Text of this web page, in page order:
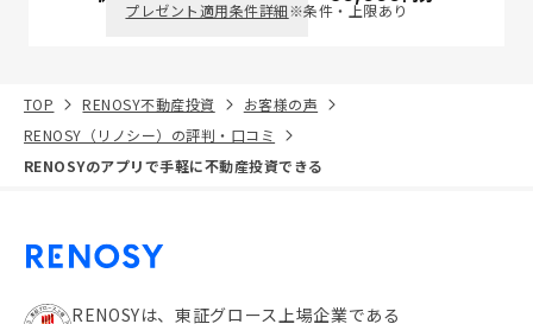
プレゼント適用条件詳細※条件・上限あり
TOP RENOSY不動産投資
お客様の声
RENOSY（リノシー）の評判・口コミ
RENOSYのアプリで手軽に不動産投資できる
RENOSYは、東証グロース上場企業である